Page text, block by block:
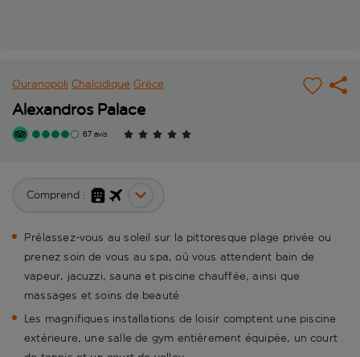
Ouranopoli Chalcidique Grèce
Alexandros Palace
67 avis
Comprend :
Prélassez-vous au soleil sur la pittoresque plage privée ou
prenez soin de vous au spa, où vous attendent bain de
vapeur, jacuzzi, sauna et piscine chauffée, ainsi que
massages et soins de beauté
Les magnifiques installations de loisir comptent une piscine
extérieure, une salle de gym entièrement équipée, un court